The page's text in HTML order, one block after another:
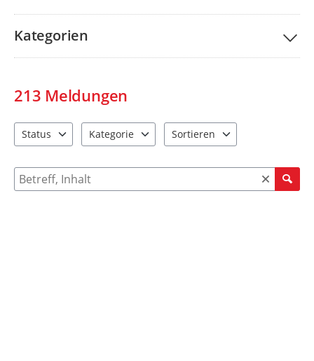
Kategorien
213 Meldungen
Status
Kategorie
Sortieren
Suche nach Meldungen und Kommentaren